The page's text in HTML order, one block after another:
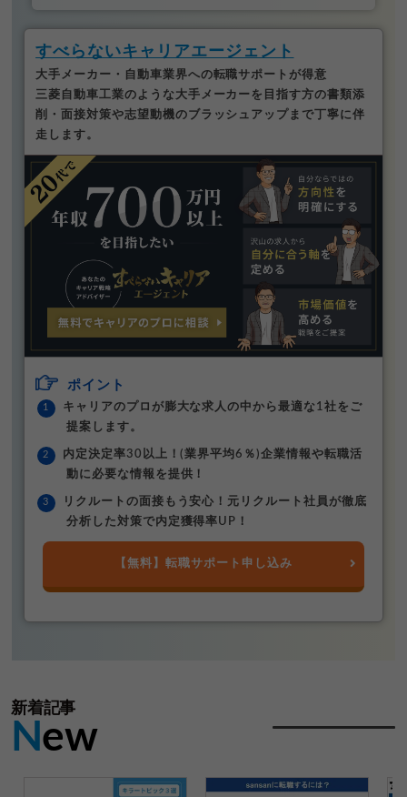
すべらないキャリアエージェント
大手メーカー・自動車業界への転職サポートが得意
三菱自動車工業のような大手メーカーを目指す方の書類添
削・面接対策や志望動機のブラッシュアップまで丁寧に伴
走します。
ポイント
キャリアのプロが膨大な求人の中から最適な1社をご
提案します。
内定決定率30以上！(業界平均6％)企業情報や転職活
動に必要な情報を提供！
リクルートの面接もう安心！元リクルート社員が徹底
分析した対策で内定獲得率UP！
【無料】転職サポート申し込み
新着記事
New